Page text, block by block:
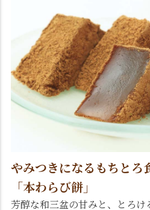
やみつきになるもちとろ
「本わらび餅」
芳醇な和三盆の甘みと、とろ